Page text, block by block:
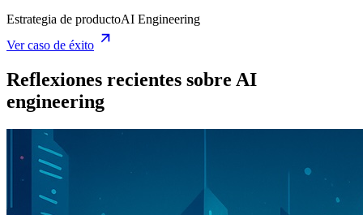
Estrategia de productoAI Engineering
Ver caso de éxito
Reflexiones recientes sobre AI
engineering